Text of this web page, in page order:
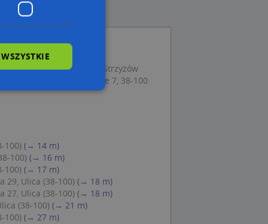
Słowackiego 11, 38-100 Strzyżów
Fiołek Renata, Zawale 7, 38-100
100) (→ 14 m)
100) (→ 16 m)
100) (→ 17 m)
29, Ulica (38-100) (→ 18 m)
27, Ulica (38-100) (→ 18 m)
(38-100) (→ 21 m)
100) (→ 27 m)
użytkownika i
Script.com
zgody